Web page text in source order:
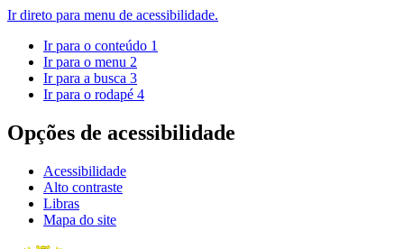
Ir direto para menu de acessibilidade.
Ir para o conteúdo 1
Ir para o menu 2
Ir para a busca 3
Ir para o rodapé 4
Opções de acessibilidade
Acessibilidade
Alto contraste
Libras
Mapa do site